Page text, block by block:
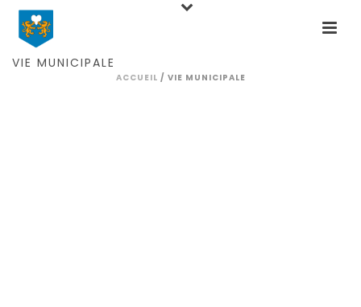
VIE MUNICIPALE
ACCUEIL / VIE MUNICIPALE